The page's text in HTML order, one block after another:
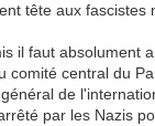
tête aux fascistes
il faut absolument
comité central du
de
par les Nazis